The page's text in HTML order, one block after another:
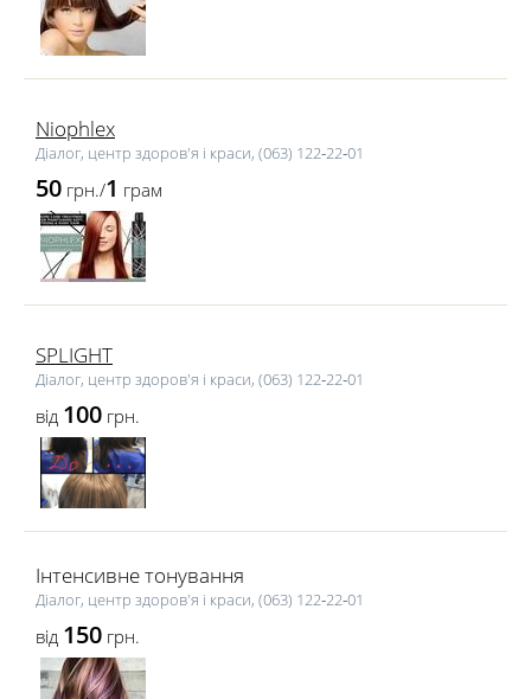
Niophlex
Діалог, центр здоров'я і краси, (063) 122‑22‑01
50 грн./1 грам
SPLIGHT
Діалог, центр здоров'я і краси, (063) 122‑22‑01
від 100 грн.
Інтенсивне тонування
Діалог, центр здоров'я і краси, (063) 122‑22‑01
від 150 грн.